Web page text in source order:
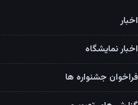
اخبار
اخبار نمایشگاه
فراخوان جشنواره ها